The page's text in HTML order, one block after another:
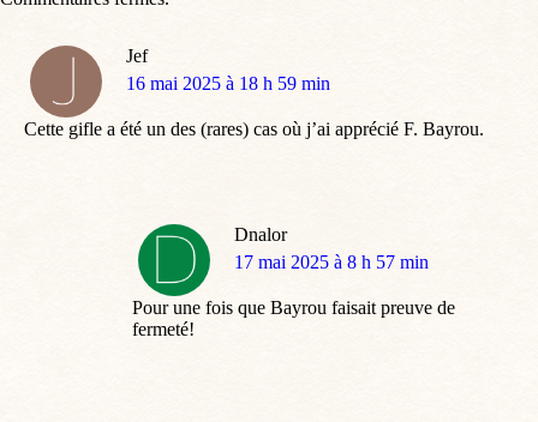
Jef
dit
16 mai 2025 à 18 h 59 min
Cette gifle a été un des (rares) cas où j’ai apprécié F. Bayrou.
Dnalor
dit
17 mai 2025 à 8 h 57 min
Pour une fois que Bayrou faisait preuve de
fermeté!